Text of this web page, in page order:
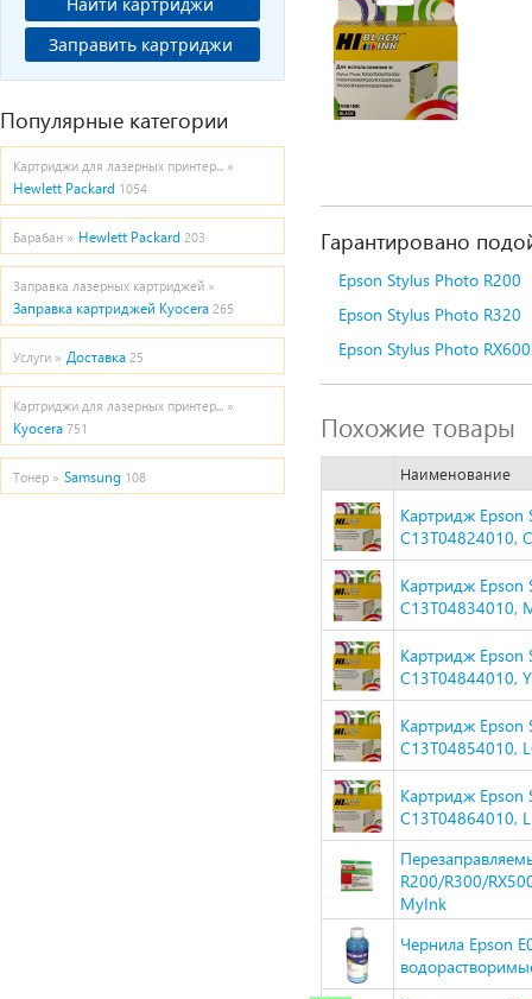
Заправить картриджи
Популярные категории
Картриджи для лазерных принтер... »
Hewlett Packard 1054
Барабан » Hewlett Packard 203
Заправка лазерных картриджей »
Заправка картриджей Kyocera 265
Услуги » Доставка 25
Картриджи для лазерных принтер... »
Kyocera 751
Тонер » Samsung 108
Гарантировано
Epson Stylus Photo R200
Epson Stylus Photo R320
Epson Stylus Photo RX600
Похожие товары
Наименование
Картридж Epson
C13T04824010, C
Картридж Epson
C13T04834010,
Картридж Epson
C13T04844010, Y
Картридж Epson
C13T04854010,
Картридж Epson
C13T04864010,
R200/R300/
MyInk
Чернила Epson